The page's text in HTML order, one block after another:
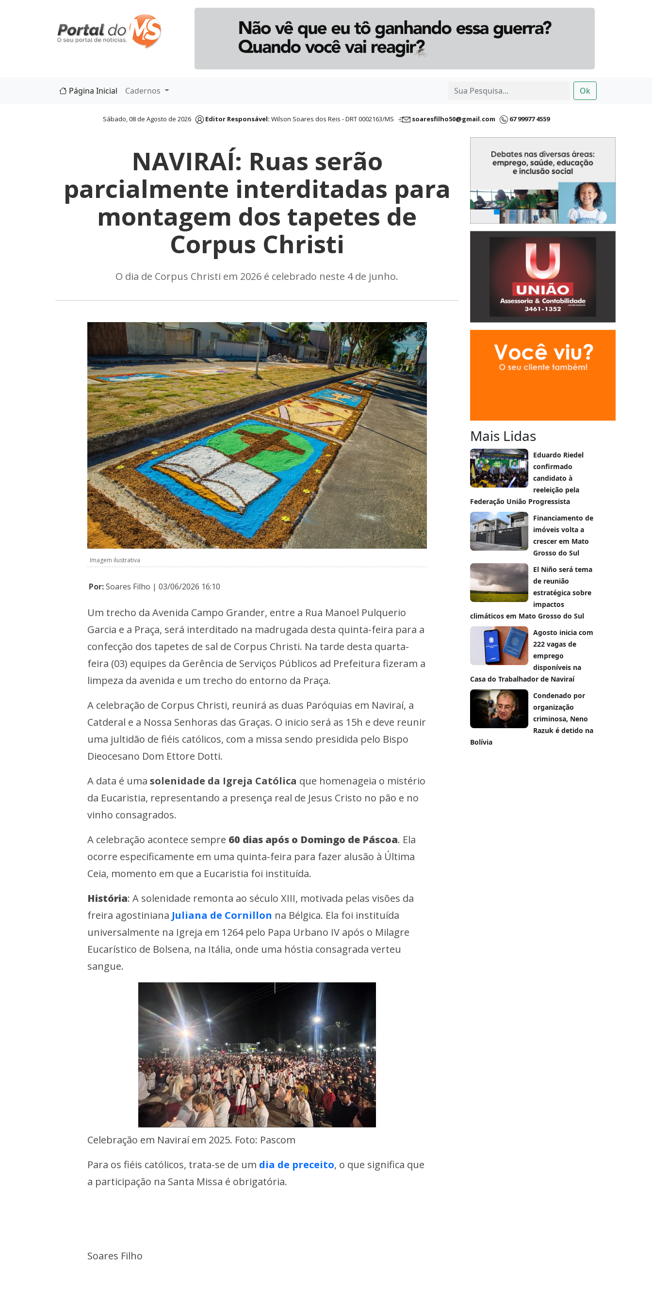
Página Inicial Cadernos Ok
Sábado, 08 de Agosto de 2026 Editor Responsável: Wilson Soares dos Reis - DRT 0002163/MS soaresfilho50@gmail.com 67 99977 4559
NAVIRAÍ: Ruas serão
parcialmente interditadas para
montagem dos tapetes de
Corpus Christi
O dia de Corpus Christi em 2026 é celebrado neste 4 de junho.
Imagem ilustrativa
Por:Soares Filho | 03/06/2026 16:10
Um trecho da Avenida Campo Grander, entre a Rua Manoel Pulquerio
Garcia e a Praça, será interditado na madrugada desta quinta-feira para a
confecção dos tapetes de sal de Corpus Christi. Na tarde desta quarta-
feira (03) equipes da Gerência de Serviços Públicos ad Prefeitura fizeram a
limpeza da avenida e um trecho do entorno da Praça.
A celebração de Corpus Christi, reunirá as duas Paróquias em Naviraí, a
Catderal e a Nossa Senhoras das Graças. O inicio será as 15h e deve reunir
uma jultidão de fiéis católicos, com a missa sendo presidida pelo Bispo
Dieocesano Dom Ettore Dotti.
A data é uma solenidade da Igreja Católica que homenageia o mistério
da Eucaristia, representando a presença real de Jesus Cristo no pão e no
vinho consagrados.
A celebração acontece sempre 60 dias após o Domingo de Páscoa. Ela
ocorre especificamente em uma quinta-feira para fazer alusão à Última
Ceia, momento em que a Eucaristia foi instituída.
História: A solenidade remonta ao século XIII, motivada pelas visões da
freira agostiniana Juliana de Cornillon na Bélgica. Ela foi instituída
universalmente na Igreja em 1264 pelo Papa Urbano IV após o Milagre
Eucarístico de Bolsena, na Itália, onde uma hóstia consagrada verteu
sangue.
Celebração em Naviraí em 2025. Foto: Pascom
Para os fiéis católicos, trata-se de um dia de preceito, o que significa que
a participação na Santa Missa é obrigatória.
Soares Filho
Mais Lidas
Eduardo Riedel
confirmado
candidato à
reeleição pela
Federação União Progressista
Financiamento de
imóveis volta a
crescer em Mato
Grosso do Sul
El Niño será tema
de reunião
estratégica sobre
impactos
climáticos em Mato Grosso do Sul
Agosto inicia com
222 vagas de
emprego
disponíveis na
Casa do Trabalhador de Naviraí
Condenado por
organização
criminosa, Neno
Razuk é detido na
Bolívia